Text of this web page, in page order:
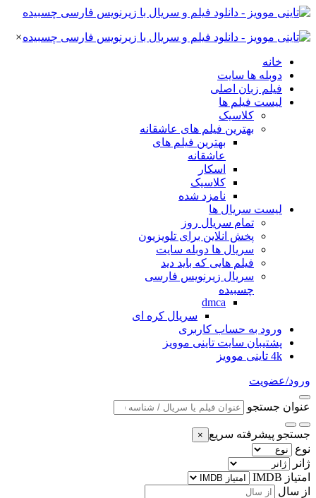
×
خانه
دوبله ها سایت
فیلم زبان اصلی
لیست فیلم ها
کلاسیک
بهترین فیلم های عاشقانه
بهترین فیلم های
عاشقانه
اسکار
کلاسیک
نامزد شده
لیست سریال ها
تمام سریال روز
پخش انلاین برای تلویزیون
سریال ها دوبله سایت
فیلم هایی که باید دید
سریال زیرنویس فارسی
چسبیده
dmca
سریال کره ای
ورود به حساب کاربری
پشتیبان سایت تاینی موویز
4k تاینی موویز
ورود/عضویت
عنوان جستجو
جستجو پیشرفته سریع ×
نوع
ژانر
امتیاز IMDB
از سال